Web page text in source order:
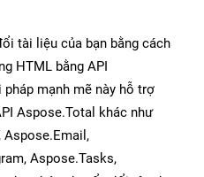
tài liệu của bạn bằng cách
HTML bằng API
mạnh mẽ này hỗ trợ
Aspose.Total khác như
Aspose.Email,
Aspose.Tasks,